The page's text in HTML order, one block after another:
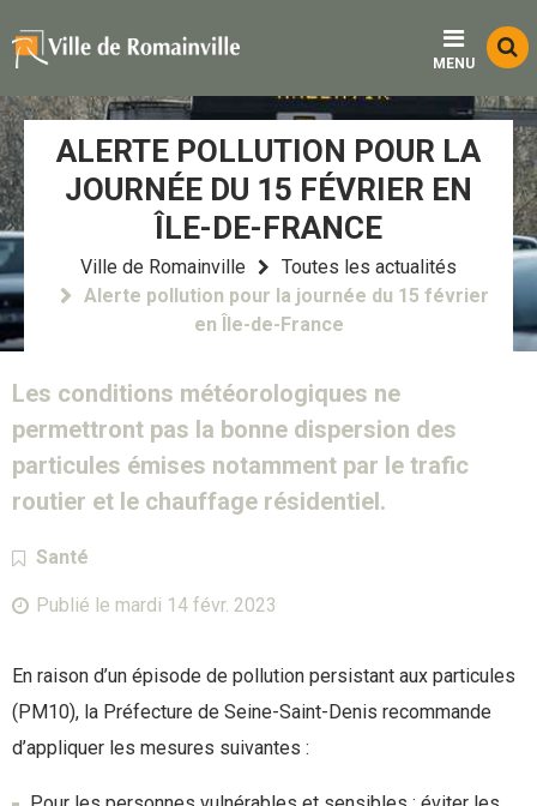
MENU
ALERTE POLLUTION POUR LA
JOURNÉE DU 15 FÉVRIER EN
ÎLE-DE-FRANCE
Ville de Romainville
Toutes les actualités
Alerte pollution pour la journée du 15 février
en Île-de-France
Les conditions météorologiques ne
permettront pas la bonne dispersion des
particules émises notamment par le trafic
routier et le chauffage résidentiel.
Catégorie :
Santé
Publié le mardi 14 févr. 2023
En raison d’un épisode de pollution persistant aux particules
(PM10), la Préfecture de Seine-Saint-Denis recommande
d’appliquer les mesures suivantes :